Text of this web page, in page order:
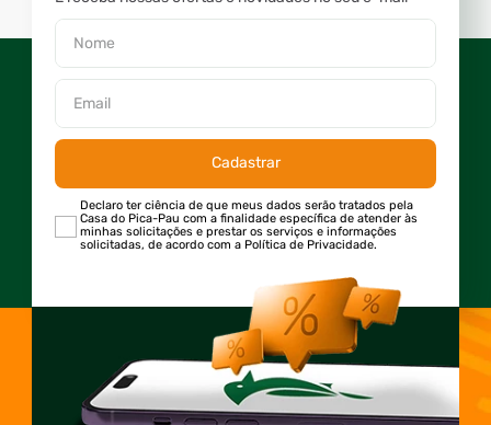
Cadastrar
Declaro ter ciência de que meus dados serão tratados pela
Casa do Pica-Pau com a finalidade específica de atender às
minhas solicitações e prestar os serviços e informações
solicitadas, de acordo com a Política de Privacidade.